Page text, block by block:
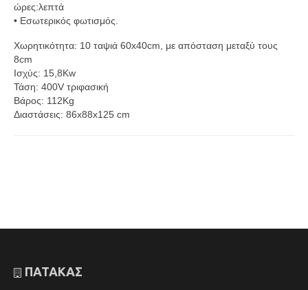
ώρες:λεπτά
• Εσωτερικός φωτισμός.
Χωρητικότητα: 10 ταψιά 60x40cm, με απόσταση μεταξύ τους
8cm
Ισχύς: 15,8Kw
Τάση: 400V τριφασική
Βάρος: 112Kg
Διαστάσεις: 86x88x125 cm
ΠΑΤΑΚΑΣ